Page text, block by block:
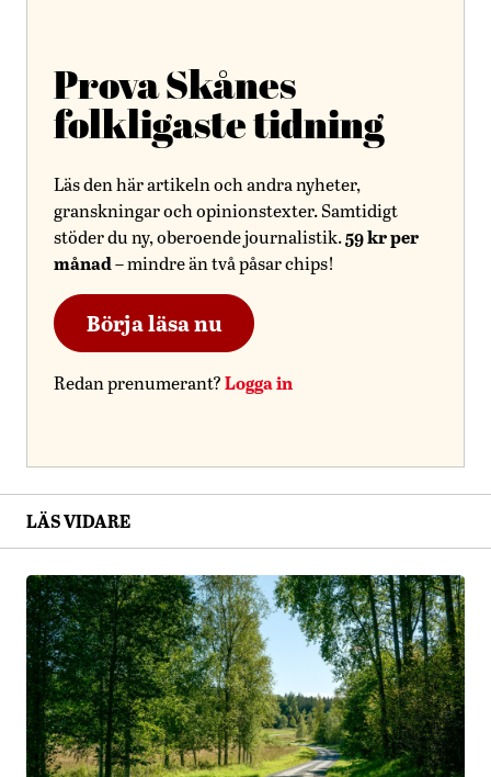
Prova Skånes
folkligaste tidning
Läs den här artikeln och andra nyheter,
granskningar och opinionstexter. Samtidigt
stöder du ny, oberoende journalistik.59 kr per
månad– mindre än två påsar chips!
Börja läsa nu
Redan prenumerant?Logga in
LÄS VIDARE